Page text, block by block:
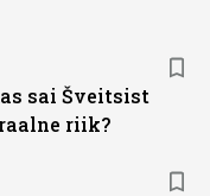
sai Šveitsist
riik?